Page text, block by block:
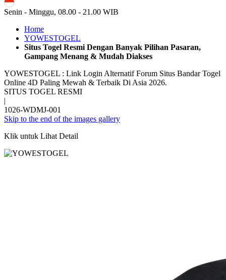
Senin - Minggu, 08.00 - 21.00 WIB
Home
YOWESTOGEL
Situs Togel Resmi Dengan Banyak Pilihan Pasaran,
Gampang Menang & Mudah Diakses
YOWESTOGEL : Link Login Alternatif Forum Situs Bandar Togel
Online 4D Paling Mewah & Terbaik Di Asia 2026.
SITUS TOGEL RESMI
|
1026-WDMJ-001
Skip to the end of the images gallery
Klik untuk Lihat Detail